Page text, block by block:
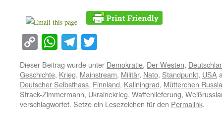
Copy
Link
WhatsApp
Telegram
Dieser Beitrag wurde unter Demokratie, Der Westen,
Geschichte, Krieg, Mainstream, Militär, Nato, Standpunkt, USA
Deutscher Selbsthass, Finnland, Kaliningrad, Mütterchen
Strack-Zimmermann, Ukrainekrieg, Waffenlieferung,
verschlagwortet. Setze ein Lesezeichen für den Permalink.